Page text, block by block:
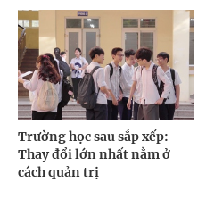
Trường học sau sắp xếp:
Thay đổi lớn nhất nằm ở
cách quản trị